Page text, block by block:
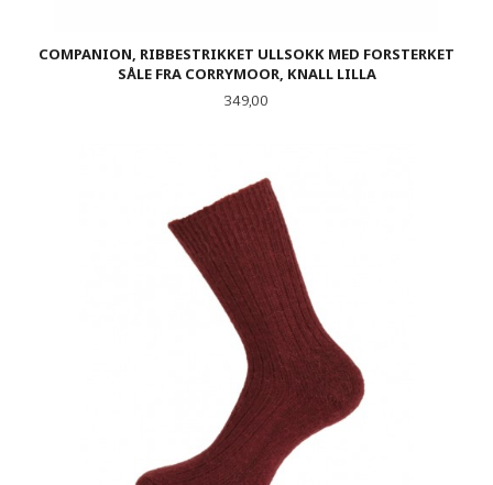
COMPANION, RIBBESTRIKKET ULLSOKK MED FORSTERKET
SÅLE FRA CORRYMOOR, KNALL LILLA
Pris
349,00